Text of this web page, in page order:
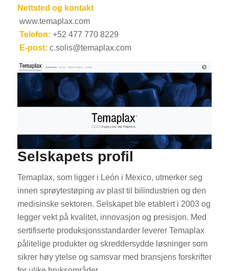
Nettsted og kontakt
www.temaplax.com
Telefon: +52 477 770 8229
E-post: c.solis@temaplax.com
Selskapets profil
Temaplax, som ligger i León i Mexico, utmerker seg
innen sprøytestøping av plast til bilindustrien og den
medisinske sektoren. Selskapet ble etablert i 2003 og
legger vekt på kvalitet, innovasjon og presisjon. Med
sertifiserte produksjonsstandarder leverer Temaplax
pålitelige produkter og skreddersydde løsninger som
sikrer høy ytelse og samsvar med bransjens forskrifter